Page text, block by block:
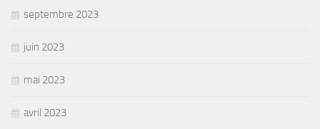
septembre 2023
juin 2023
mai 2023
avril 2023